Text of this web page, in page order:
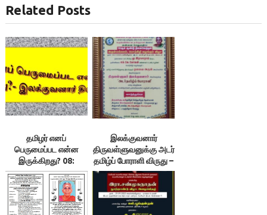
Related Posts
தமிழர் எனப்
பெருமைப்பட என்ன
இருக்கிறது? 08:
வீட்டிலும் ஏட்டிலும்
தமிழைத் தொலைக்கும்
நாம் : இலக்குவனார்
திருவள்ளுவன்
இலக்குவனார்
திருவள்ளுவனுக்கு அடர்
தமிழ்ப் போராளி விருது –
பெருங்கவிக்கோ
அளித்தார்